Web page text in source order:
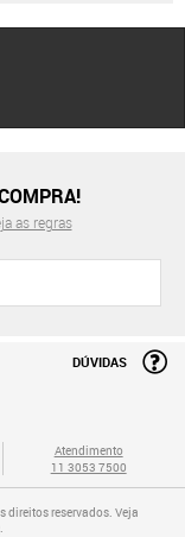
as regras
DÚVIDAS
Atendimento
11 3053 7500
reservados. Veja
.